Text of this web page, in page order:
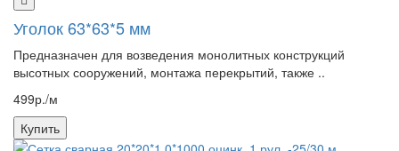
Уголок 63*63*5 мм
Предназначен для возведения монолитных конструкций
высотных сооружений, монтажа перекрытий, также ..
499р./м
Купить